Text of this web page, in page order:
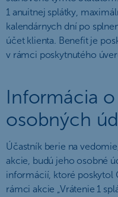
1 anuitnej splátky,
kalendárnych dní po
účet klienta. Benefit je
v rámci poskytnutého
Informácia
osobných
Účastník berie na
akcie, budú jeho osobné
informácií, ktoré poskytol
rámci akcie „Vrátenie 1